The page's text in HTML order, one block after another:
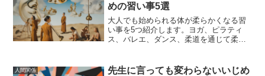
めの習い事5選
大人でも始められる体が柔らかくなる習
い事を5つ紹介します。ヨガ、ピラティ
ス、バレエ、ダンス、柔道を通じて柔軟
す。
人間関係
先生に言っても変わらないいじめ